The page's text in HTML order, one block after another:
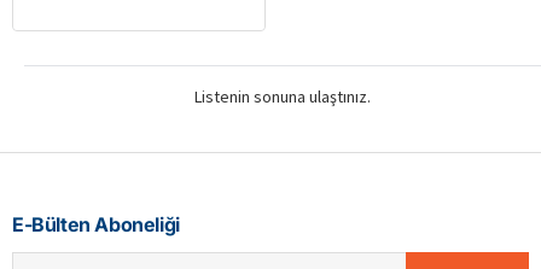
Listenin sonuna ulaştınız.
E-Bülten Aboneliği